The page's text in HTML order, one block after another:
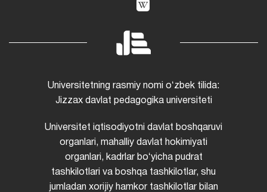
Universitetning rasmiy nomi oʻzbek tilida:
Jizzax davlat pedagogika universiteti
Universitet iqtisodiyotni davlat boshqaruvi
organlari, mahalliy davlat hokimiyati
organlari, kadrlar boʻyicha pudrat
tashkilotlari va boshqa tashkilotlar, shu
jumladan xorijiy hamkor tashkilotlar bilan